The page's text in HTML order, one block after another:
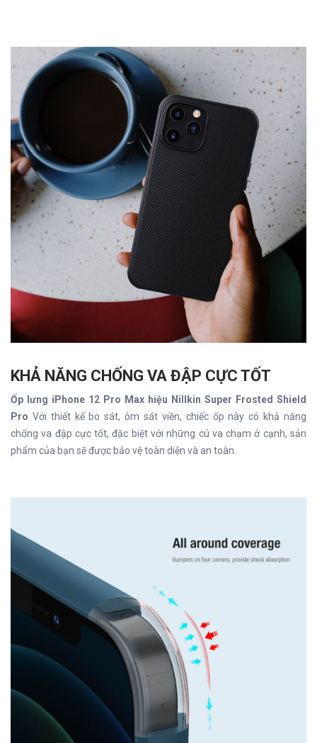
KHẢ NĂNG CHỐNG VA ĐẬP CỰC TỐT
Ốp lưng iPhone 12 Pro Max hiệu Nillkin Super Frosted Shield
Pro Với thiết kế bo sát, ôm sát viền, chiếc ốp này có khả năng
chống va đập cực tốt, đặc biệt với những cú va chạm ở cạnh, sản
phẩm của bạn sẽ được bảo vệ toàn diện và an toàn.